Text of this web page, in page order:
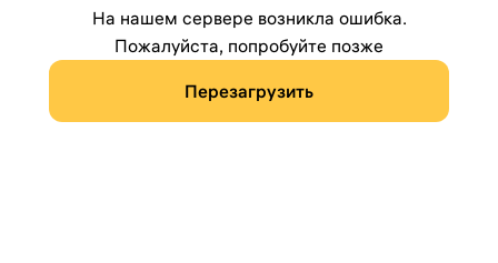
На нашем сервере возникла ошибка.
Пожалуйста, попробуйте позже
Перезагрузить